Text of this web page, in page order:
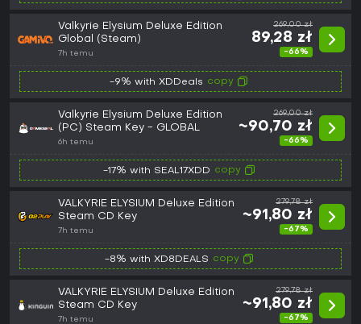
Valkyrie Elysium Deluxe Edition
Global (Steam)
7h temu
269,00 zł
89,28 zł
-66%
-9% with XDDeals copy
Valkyrie Elysium Deluxe Edition
(PC) Steam Key - GLOBAL
6h temu
269,00 zł
~90,70 zł
-66%
-17% with SEAL17XDD copy
VALKYRIE ELYSIUM Deluxe Edition
Steam CD Key
7h temu
279,78 zł
~91,80 zł
-67%
-8% with XD8DEALS copy
VALKYRIE ELYSIUM Deluxe Edition
Steam CD Key
7h temu
279,78 zł
~91,80 zł
-67%